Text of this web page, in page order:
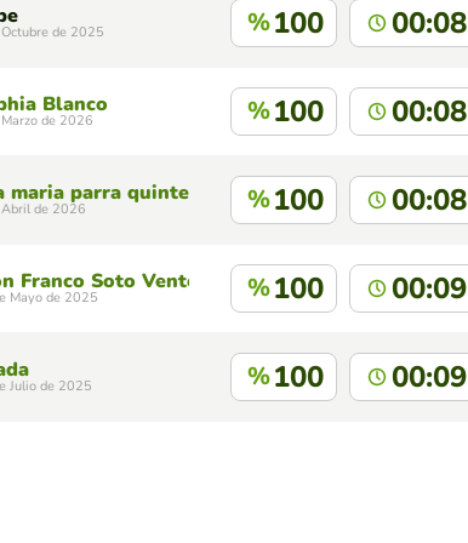
de 2025 %100 00:08
Blanco
de 2026 %100 00:08
maria parra quintero
de 2026 %100 00:08
Franco Soto Ventocilla
Mayo de 2025 %100 00:09
Julio de 2025 %100 00:09